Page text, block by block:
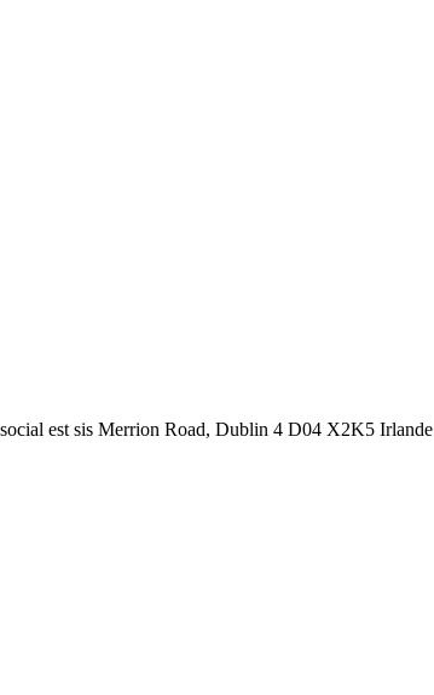
est sis Merrion Road, Dublin 4 D04 X2K5 Irlande